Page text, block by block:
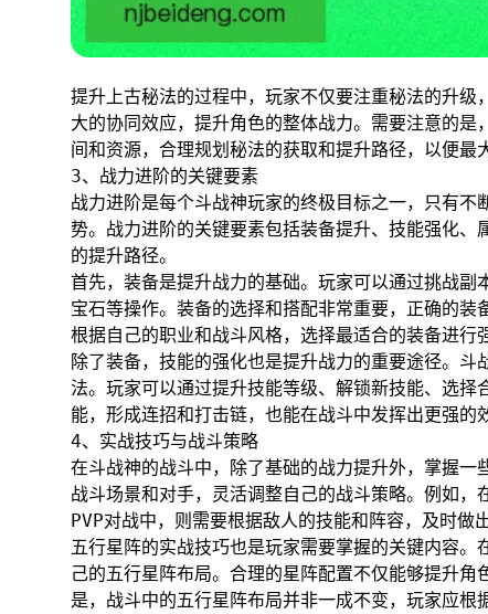
提升上古秘法的过程中，玩家不仅要注重秘法的升
大的协同效应，提升角色的整体战力。需要注意的
间和资源，合理规划秘法的获取和提升路径，以便最
3、战力进阶的关键要素
战力进阶是每个斗战神玩家的终极目标之一，只有
势。战力进阶的关键要素包括装备提升、技能强化
的提升路径。
首先，装备是提升战力的基础。玩家可以通过挑战
宝石等操作。装备的选择和搭配非常重要，正确的
根据自己的职业和战斗风格，选择最适合的装备进行
除了装备，技能的强化也是提升战力的重要途径。
法。玩家可以通过提升技能等级、解锁新技能、选
能，形成连招和打击链，也能在战斗中发挥出更强的
4、实战技巧与战斗策略
在斗战神的战斗中，除了基础的战力提升外，掌握
战斗场景和对手，灵活调整自己的战斗策略。例如
PVP对战中，则需要根据敌人的技能和阵容，及时做
五行星阵的实战技巧也是玩家需要掌握的关键内容
己的五行星阵布局。合理的星阵配置不仅能够提升
是，战斗中的五行星阵布局并非一成不变，玩家应根